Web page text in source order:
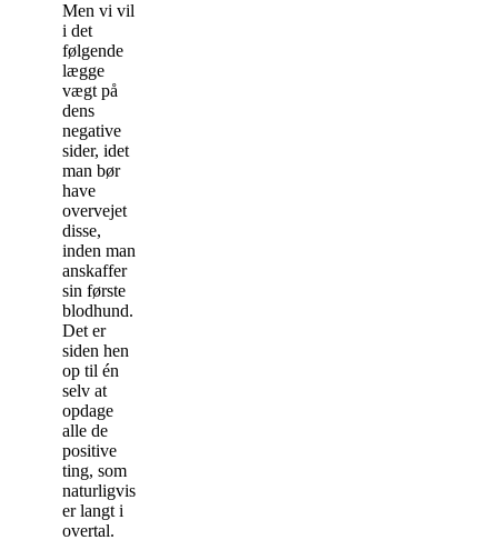
Men vi vil
i det
følgende
lægge
vægt på
dens
negative
sider, idet
man bør
have
overvejet
disse,
inden man
anskaffer
sin første
blodhund.
Det er
siden hen
op til én
selv at
opdage
alle de
positive
ting, som
naturligvis
er langt i
overtal.